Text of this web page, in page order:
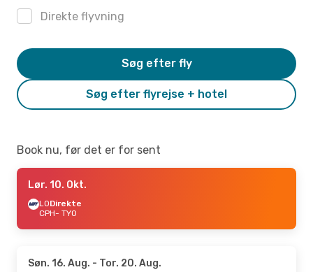
Direkte flyvning
Søg efter flyrejse + hotel
Søg efter fly
Book nu, før det er for sent
Lør. 10. Okt.
LODirekte
CPH- TYO
Søn. 16. Aug. - Tor. 20. Aug.